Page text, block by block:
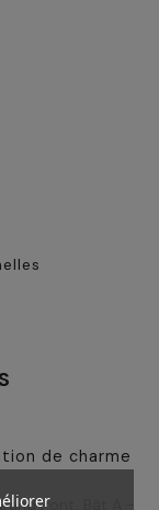
de charme
Pont, Bât A -